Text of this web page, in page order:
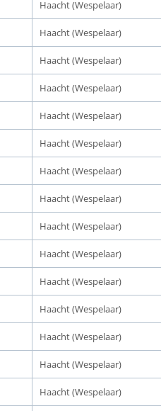
Haacht (Wespelaar)
Haacht (Wespelaar)
Haacht (Wespelaar)
Haacht (Wespelaar)
Haacht (Wespelaar)
Haacht (Wespelaar)
Haacht (Wespelaar)
Haacht (Wespelaar)
Haacht (Wespelaar)
Haacht (Wespelaar)
Haacht (Wespelaar)
Haacht (Wespelaar)
Haacht (Wespelaar)
Haacht (Wespelaar)
Haacht (Wespelaar)